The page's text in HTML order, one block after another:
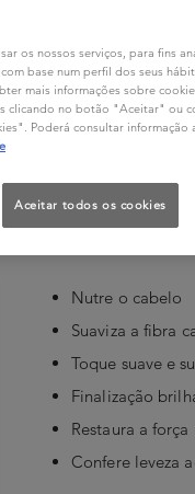
CONSELHOS DO
Nutre o cabelo
Suaviza a fibra
Toque suave e
Finalização
Restaura a
Confere leveza
os nossos serviços, para fins
base num perfil dos seus
mais informações sobre
clicando no botão "Aceitar" ou
Poderá consultar informação
Aceitar todos os cookies